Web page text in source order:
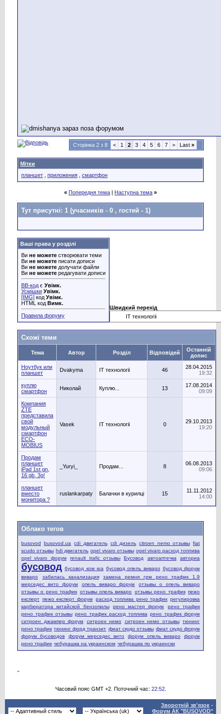
Сторінка 2 з 8 < 1 2 3 4 5 6 7 > Last »
Мітки
планшет
приложения смартфон
« Попередня тема | Наступна тема »
Тут присутні: 1 (учасників - 0 , гостей - 1)
Ваші права у розділі
Ви не можете створювати теми
Ви не можете писати дописи
Ви не можете долучати файли
Ви не можете редагувати дописи
BB-код є Увімк.
Усмішки Увімк.
[IMG] код Увімк.
HTML код Вимк.
Правила форуму
Швидкий перехід
Схожі теми
Тема Автор Розділ Відповідей
Останній
допис
Ноутбук или
планшет
Dvakyma IT технологіі 46
28.04.2015
19:32
куплю
смартфон
Николай Куплю... 13
17.08.2014
09:09
Компания
ZTE
представила
свой
модульный
смартфон
ECO-
MOBIUS
Vasek IT технологіі 0
29.10.2013
19:20
Продам
планшет
iPad 1st gn,
16 gb, 3g!
_Yuryi_ Продам... 8
06.08.2013
09:06
планшет
вместо
монитора ?
ruslankarpaty Балачки в курилці 15
11.11.2012
14:00
Облако тегов
busovod busovod.ua cdi двигатель cdi дизель citroen nemo отзывы fiat
scudo отзывы hdi двигатель opel vivaro отзывы opel vivaro расход топлива
opel vivaro форум
renault trafic отзывы Бусовод автоаптечка авториа
бусовод бусовод ком юа бусовод опель виваро бусовод форум
виваро
забилась канализация
замена ремня грм рено трафик 1.9
мерседес вито форум
опель виваро форум
отзывы о опель виваро
отзывы о рено трафик отзывы опель виваро отзывы рено трафик пежо
експерт пежо експерт форум расход топлива рено трафик регулировка
карбюратора китайской бензопилы
рено мастер форум
рено трафик
рено трафик отзывы рено трафик расход топлива рено трафик форум
ситроен джампер форум
ситроен немо ситроен немо отзывы тюнинг
рено трафик тюнинг форд транзит фиат скудо отзывы фиат скудо форум
форум бусоводов
форум мерседес вито форум опель виваро
форум
рено трафик чебурашка на украинском чебурашка по украински
Часовий пояс GMT +2. Поточний час: 22:52.
Зворотній зв'язок -
Форум АК "BUSOVOD"